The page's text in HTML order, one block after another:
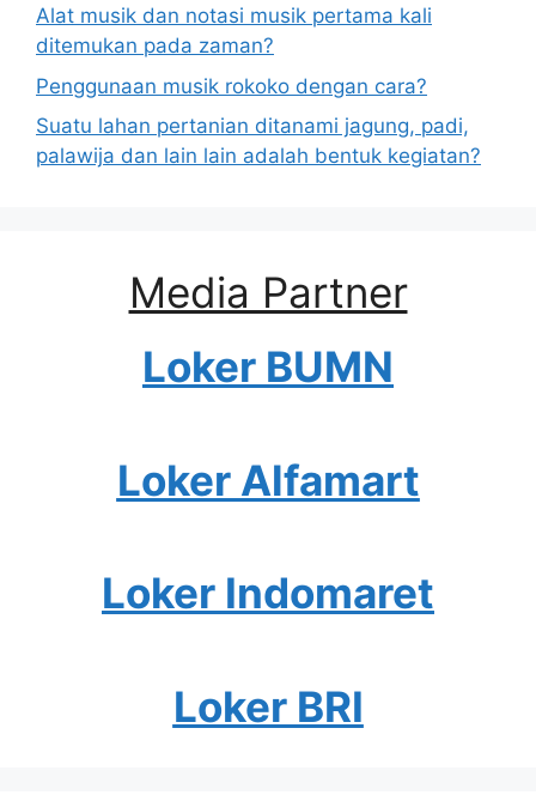
Alat musik dan notasi musik pertama kali
ditemukan pada zaman?
Penggunaan musik rokoko dengan cara?
Suatu lahan pertanian ditanami jagung, padi,
palawija dan lain lain adalah bentuk kegiatan?
Media Partner
Loker BUMN
Loker Alfamart
Loker Indomaret
Loker BRI